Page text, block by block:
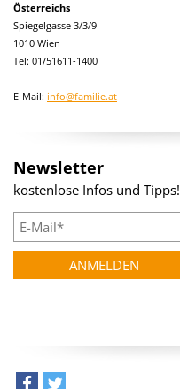
Österreichs
Spiegelgasse 3/3/9
1010 Wien
Tel: 01/51611-1400
E-Mail: info@familie.at
Newsletter
kostenlose Infos und Tipps!